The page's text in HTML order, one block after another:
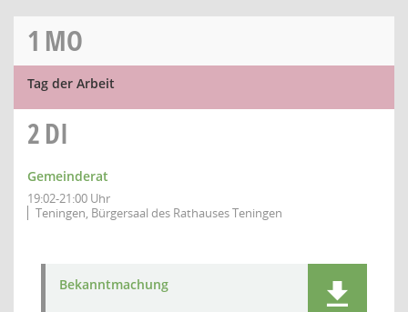
1 MO
Tag der Arbeit
2DI
Gemeinderat
19:02-21:00 Uhr
Teningen, Bürgersaal des Rathauses Teningen
Bekanntmachung